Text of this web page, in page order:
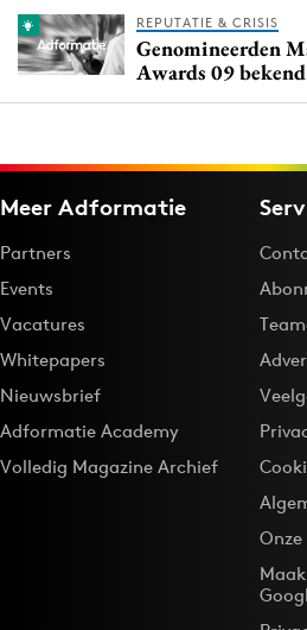
REPUTATIE & CRISIS
Genomineerden
Awards 09 bekend
Meer Adformatie
Partners
Events
Vacatures
Whitepapers
Nieuwsbrief
Adformatie Academy
Volledig Magazine Archief